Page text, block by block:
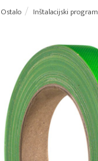
Ostalo Inštalacijski program